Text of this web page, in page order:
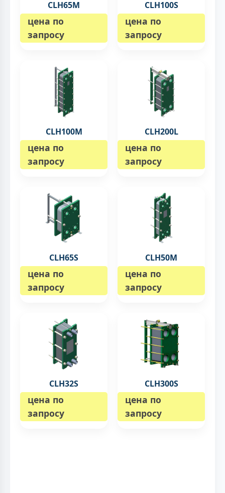
CLH65M
цена по
запросу
CLH100S
цена по
запросу
CLH100M
цена по
запросу
CLH200L
цена по
запросу
CLH65S
цена по
запросу
CLH50M
цена по
запросу
CLH32S
цена по
запросу
CLH300S
цена по
запросу